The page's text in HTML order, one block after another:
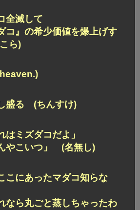
全滅して
コ』の希少価値を爆上げす
ら)
盛る (ちんすけ)
はミズダコだよ」
やこいつ」 (名無し)
こにあったマダコ知らな
なら丸ごと蒸しちゃったわ